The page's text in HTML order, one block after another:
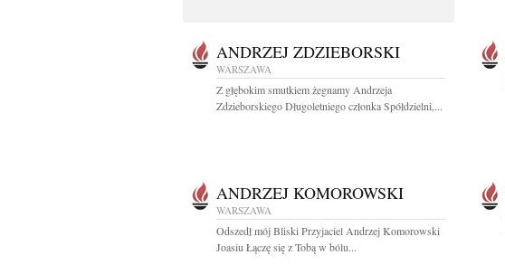
ANDRZEJ ZDZIEBORSKI
WARSZAWA
Z głębokim smutkiem żegnamy Andrzeja
Zdzieborskiego Długoletniego członka Spółdzielni,...
ANDRZEJ KOMOROWSKI
WARSZAWA
Odszedł mój Bliski Przyjaciel Andrzej Komorowski
Joasiu Łączę się z Tobą w bólu...